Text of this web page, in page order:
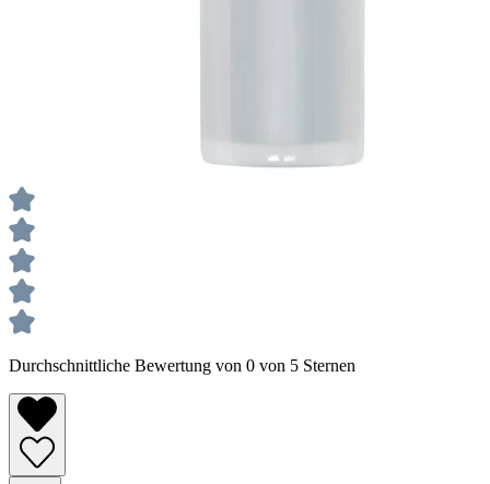
Durchschnittliche Bewertung von 0 von 5 Sternen